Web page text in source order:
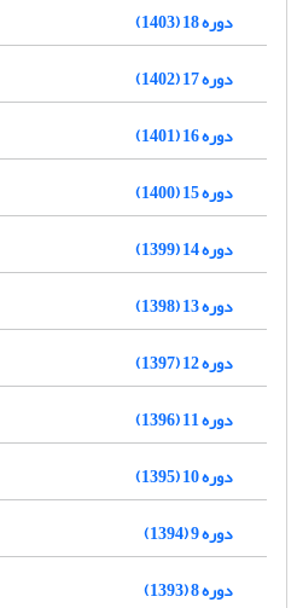
دوره 18 (1403)
دوره 17 (1402)
دوره 16 (1401)
دوره 15 (1400)
دوره 14 (1399)
دوره 13 (1398)
دوره 12 (1397)
دوره 11 (1396)
دوره 10 (1395)
دوره 9 (1394)
دوره 8 (1393)